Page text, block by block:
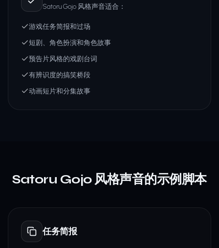
Satoru Gojo 风格声音适合：
游戏任务简报和过场
短剧、角色扮演和角色故事
预告片风格的戏剧台词
有辨识度的搞笑桥段
动画短片和分集故事
Satoru Gojo 风格声音的示例脚本
任务简报